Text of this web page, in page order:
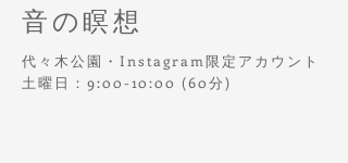
​音の瞑想
代々木公園・Instagram限定アカウント
土曜日：9:00-10:00 (60分)